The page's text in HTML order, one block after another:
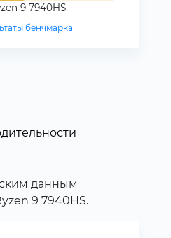
9 7940HS
бенчмарка
данным
9 7940HS.